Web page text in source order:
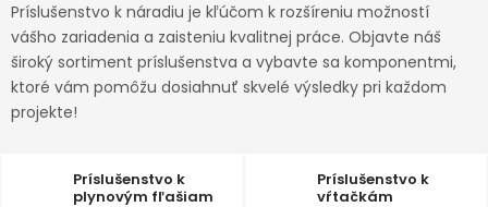
Domácnosť
Ochranné pracovné pomôcky
Príslušenstvo k náradiu je kľúčom k rozšíreniu možností
vášho zariadenia a zaisteniu kvalitnej práce. Objavte náš
široký sortiment príslušenstva a vybavte sa komponentmi,
ktoré vám pomôžu dosiahnuť skvelé výsledky pri každom
projekte!
Príslušenstvo k
plynovým fľašiam
Príslušenstvo k
vŕtačkám